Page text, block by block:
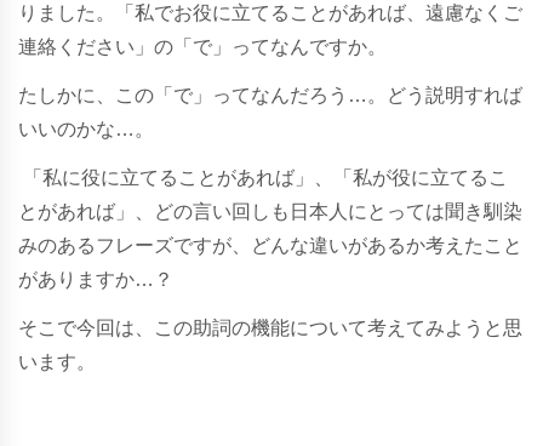
りました。
「私でお役に立てることがあれば、遠慮なくご
連絡ください」の「で」ってなんですか。
たしかに、この「で」ってなんだろう…。どう説明すれば
いいのかな…。
「私に役に立てることがあれば」、「私が役に立てるこ
とがあれば」、どの言い回しも日本人にとっては聞き馴染
みのあるフレーズですが、どんな違いがあるか考えたこと
がありますか…？
そこで今回は、この助詞の機能について考えてみようと思
います。